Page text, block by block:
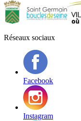
Réseaux sociaux
Facebook
Instagram